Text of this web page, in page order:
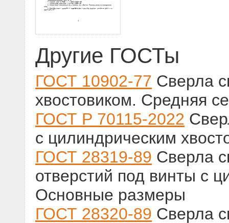
Другие ГОСТы
ГОСТ 10902-77 Сверла
хвостовиком. Средняя
ГОСТ Р 70115-2022
с цилиндрическим
ГОСТ 28319-89 Сверла
отверстий под винты с
Основные размеры
ГОСТ 28320-89 Сверла